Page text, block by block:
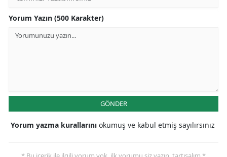
Yorum Yazın (500 Karakter)
GÖNDER
Yorum yazma kurallarını okumuş ve kabul etmiş sayılırsınız